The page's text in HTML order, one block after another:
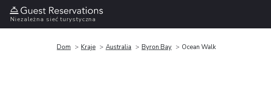
Niezależna sieć turystyczna
Dom Kraje Australia Byron Bay Ocean Walk